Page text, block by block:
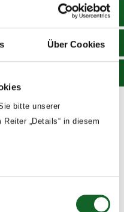
Über Cookies
bitte unserer
Reiter „Details“ in diesem